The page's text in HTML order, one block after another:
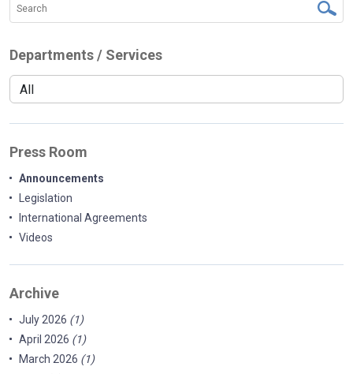
Departments / Services
Press Room
Announcements
Legislation
International Agreements
Videos
Archive
July 2026 (1)
April 2026 (1)
March 2026 (1)